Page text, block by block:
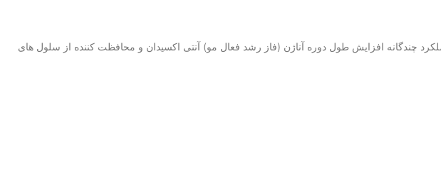
چندگانه افزایش طول دوره آناژن (فاز رشد فعال مو) آنتی اکسیدان و محافظت کننده از سلول های